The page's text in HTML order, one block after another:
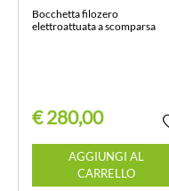
Bocchetta filozero
elettroattuata a scomparsa
€ 280,00
Quantità
AGGIUNGI AL
CARRELLO